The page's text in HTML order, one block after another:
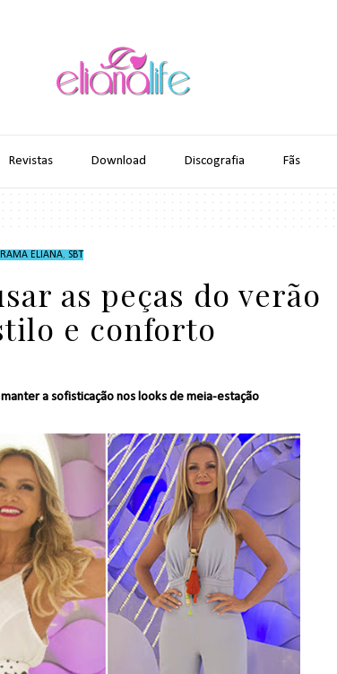
Revistas Download Discografia Fãs
ELIANA,SBT
as peças do verão
e conforto
a sofisticação nos looks de meia-estação